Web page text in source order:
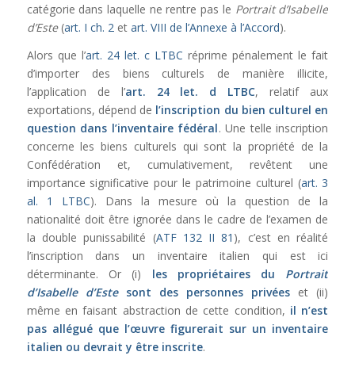
catégorie dans laquelle ne rentre pas le Portrait d’Isabelle
d’Este(art. I ch. 2 et art. VIII de l’Annexe à l’Accord).
Alors que l’art. 24 let. c LTBC réprime pénalement le fait
d’importer des biens culturels de manière illicite,
l’application de l’art. 24 let. d LTBC, relatif aux
exportations, dépend de l’inscription du bien culturel en
question dans l’inventaire fédéral. Une telle inscription
concerne les biens culturels qui sont la propriété de la
Confédération et, cumulativement, revêtent une
importance significative pour le patrimoine culturel (art. 3
al. 1 LTBC). Dans la mesure où la question de la
nationalité doit être ignorée dans le cadre de l’examen de
la double punissabilité (ATF 132 II 81 ), c’est en réalité
l’inscription dans un inventaire italien qui est ici
déterminante. Or (i) les propriétaires du Portrait
d’Isabelle d’Estesont des personnes privées et (ii)
même en faisant abstraction de cette condition, il n’est
pas allégué que l’œuvre figurerait sur un inventaire
italien ou devrait y être inscrite.